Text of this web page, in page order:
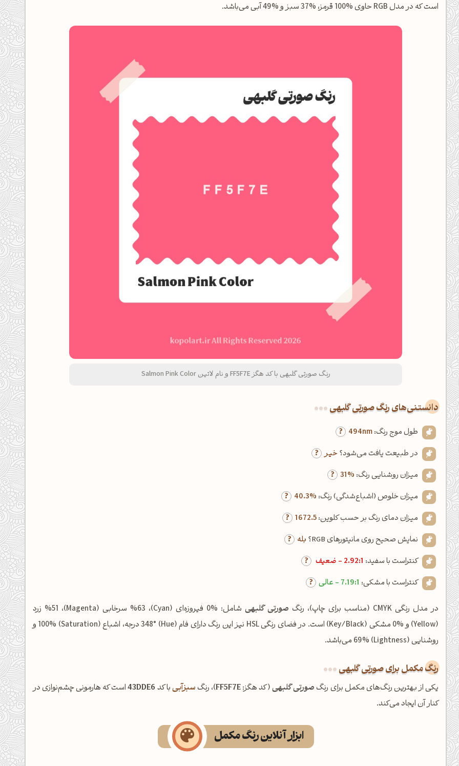
است که در مدل RGB حاوی %100 قرمز، %37 سبز و %49 آبی می‌باشد.
رنگ صورتی گلبهی با کد هگز FF5F7E و نام لاتین Salmon Pink Color
دانستنی‌های رنگ صورتی گلبهی
طول موج رنگ:494nm
در طبیعت یافت می‌شود؟ خیر
میزان روشنایی رنگ: 31%
میزان خلوص (اشباع‌شدگی) رنگ: 40.3%
میزان دمای رنگ بر حسب کلوین:1672.5
نمایش صحیح روی مانیتورهای RGB؟
بله
کنتراست با سفید: 2.92:1 - ضعیف
کنتراست با مشکی: 7.19:1 - عالی
در مدل رنگی CMYK (مناسب برای چاپ)، رنگ صورتی گلبهی
شامل: %0 فیروزه‌ای (Cyan)، %63 سرخابی (Magenta)، %51 زرد
(Yellow) و %0 مشکی (Key/Black) است. در فضای رنگی HSL نیز این رنگ دارای فام (Hue) 348° درجه، اشباع (Saturation) 100% و
روشنایی (Lightness) 69% می‌باشد.
رنگ مکمل برای صورتی گلبهی
یکی از بهترین رنگ‌های مکمل برای رنگصورتی گلبهی(کد هگز:FF5F7E)، رنگسبزآبیبا کد43DDE6است که هارمونی چشم‌نوازی در
کنار آن ایجاد می‌کند.
ابزار آنلاین رنگ مکمل
ظهرت بخیر❤️
کانال بلـــه